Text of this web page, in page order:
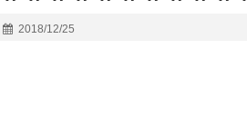
2018/12/25